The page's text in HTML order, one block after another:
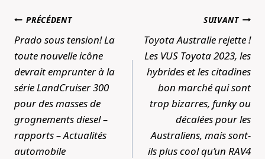
Navigation
de
l’article
PRÉCÉDENT
Prado sous tension! La
toute nouvelle icône
devrait emprunter à la
série LandCruiser 300
pour des masses de
grognements diesel –
rapports – Actualités
automobile
SUIVANT
Toyota Australie rejette !
Les VUS Toyota 2023, les
hybrides et les citadines
bon marché qui sont
trop bizarres, funky ou
décalées pour les
Australiens, mais sont-
ils plus cool qu’un RAV4